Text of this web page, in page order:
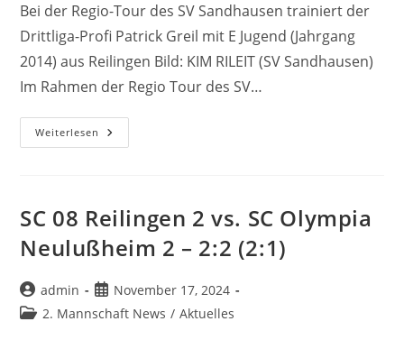
Bei der Regio-Tour des SV Sandhausen trainiert der
Drittliga-Profi Patrick Greil mit E Jugend (Jahrgang
2014) aus Reilingen Bild: KIM RILEIT (SV Sandhausen)
Im Rahmen der Regio Tour des SV…
Weiterlesen E1
–
SC 08 Reilingen 2 vs. SC Olympia
Neulußheim 2 – 2:2 (2:1)
Beitrags-
Autor:
admin
Beitrag
veröffentlicht:
November 17, 2024
Beitrags-
2. Mannschaft News / Aktuelles